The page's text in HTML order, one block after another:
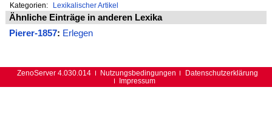
Kategorien:
Lexikalischer Artikel
Ähnliche Einträge in anderen Lexika
Pierer-1857: Erlegen
ZenoServer 4.030.014 Nutzungsbedingungen
Datenschutzerklärung
Impressum